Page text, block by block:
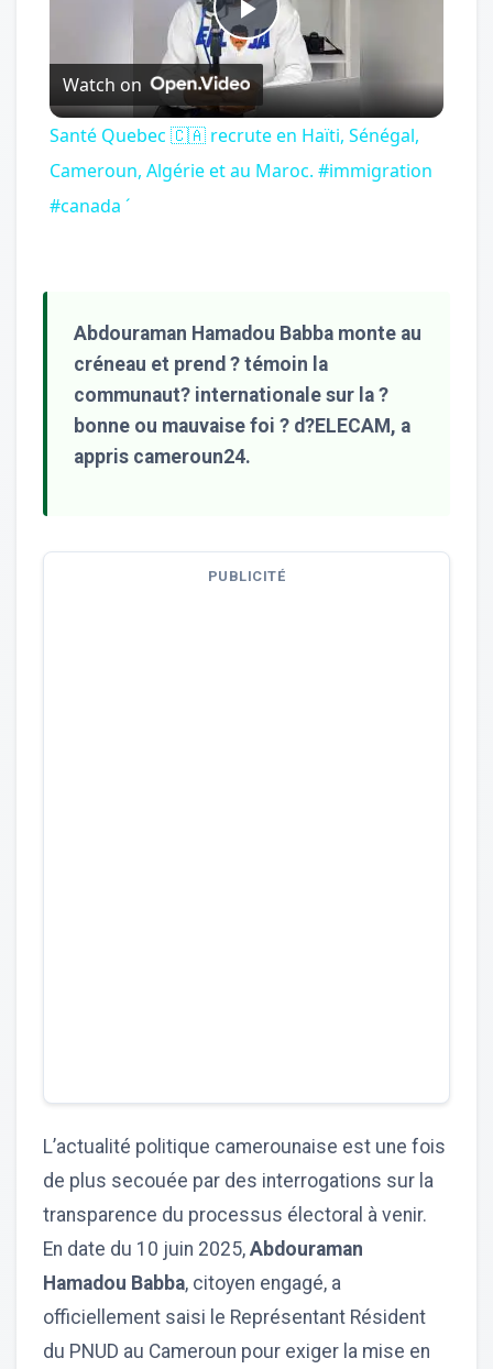
Play
Video
Watch on
Santé Quebec 🇨🇦 recrute en Haïti, Sénégal,
Cameroun, Algérie et au Maroc. #immigration
#canada ´
Abdouraman Hamadou Babba monte au
créneau et prend ? témoin la
communaut? internationale sur la ?
bonne ou mauvaise foi ? d?ELECAM, a
appris cameroun24.
PUBLICITÉ
L’actualité politique camerounaise est une fois
de plus secouée par des interrogations sur la
transparence du processus électoral à venir.
En date du 10 juin 2025, Abdouraman
Hamadou Babba, citoyen engagé, a
officiellement saisi le Représentant Résident
du PNUD au Cameroun pour exiger la mise en